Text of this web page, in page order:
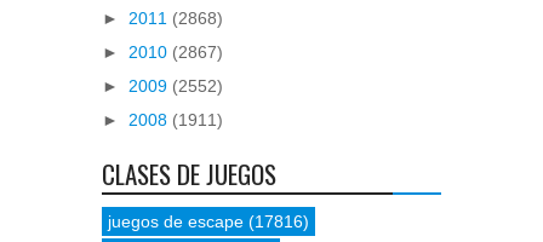
► 2011 (2868)
► 2010 (2867)
► 2009 (2552)
► 2008 (1911)
CLASES DE JUEGOS
juegos de escape (17816)